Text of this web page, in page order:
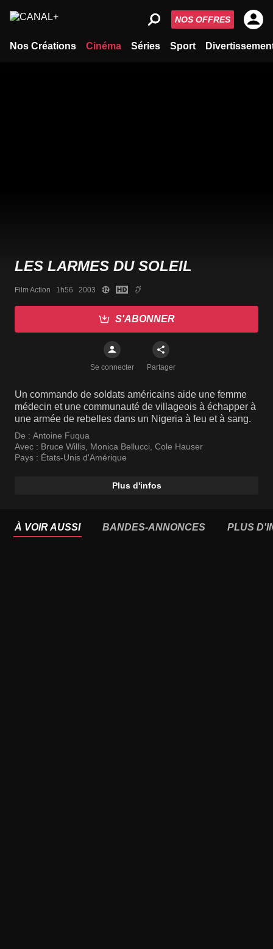
Nos Créations Cinéma Séries Sport
NOS OFFRES
LES LARMES DU SOLEIL
Film Action   1h56   2003
S'ABONNER
Se connecter Partager
Un commando de soldats américains aide une femme
médecin et une communauté de villageois à échapper à
une armée de rebelles dans un Nigeria à feu et à sang.
De : Antoine Fuqua
Avec : Bruce Willis Monica Bellucci Cole Hauser
Pays : États-Unis d'Amérique
Plus d'infos
À VOIR AUSSI BANDES-ANNONCES PLUS